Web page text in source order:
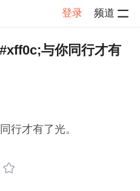
登录 频道
帖子详情
与你同行才有
行才有了光。